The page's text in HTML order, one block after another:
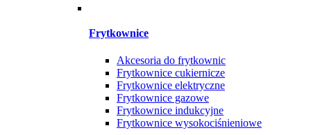
Frytkownice
Akcesoria do frytkownic
Frytkownice cukiernicze
Frytkownice elektryczne
Frytkownice gazowe
Frytkownice indukcyjne
Frytkownice wysokociśnieniowe